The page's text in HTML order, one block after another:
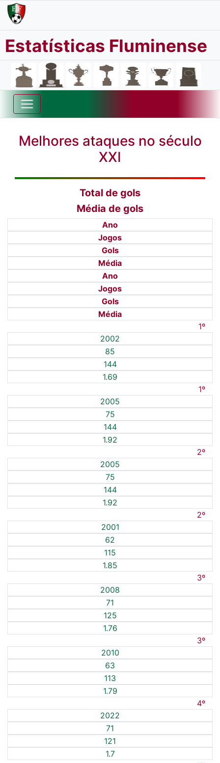
Estatísticas Fluminense
Melhores ataques no século
XXI
Total de gols
Média de gols
Ano
Jogos
Gols
Média
Ano
Jogos
Gols
Média
1º
2002
85
144
1.69
1º
2005
75
144
1.92
2º
2005
75
144
1.92
2º
2001
62
115
1.85
3º
2008
71
125
1.76
3º
2010
63
113
1.79
4º
2022
71
121
1.7